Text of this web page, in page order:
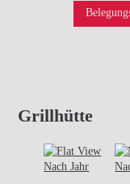
Grillhütte
Nach Jahr